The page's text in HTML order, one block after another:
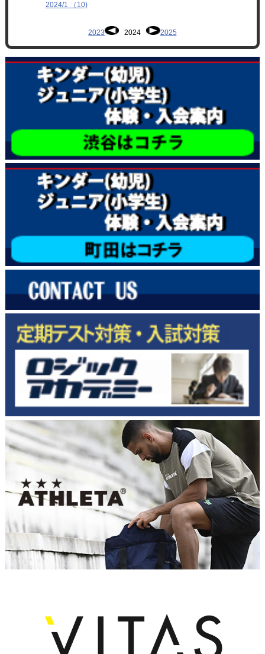
2024/1 （10)
2023 2024 2025